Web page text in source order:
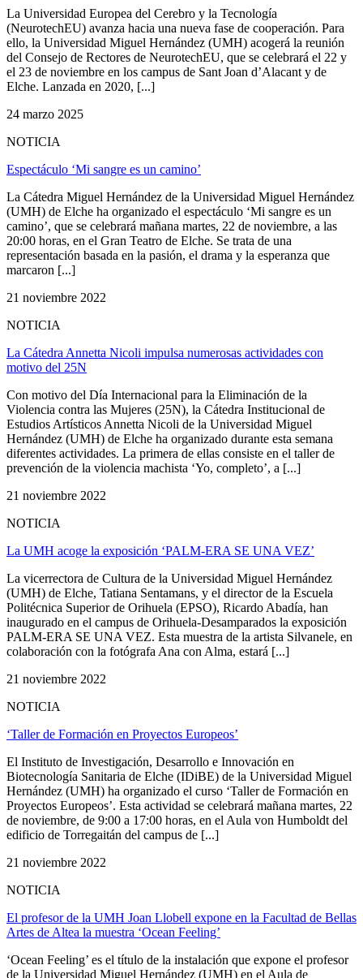
La Universidad Europea del Cerebro y la Tecnología
(NeurotechEU) avanza hacia una nueva fase de cooperación. Para
ello, la Universidad Miguel Hernández (UMH) acogerá la reunión
del Consejo de Rectores de NeurotechEU, que se celebrará el 22 y
el 23 de noviembre en los campus de Sant Joan d’Alacant y de
Elche. Lanzada en 2020, [...]
24 marzo 2025
NOTICIA
Espectáculo ‘Mi sangre es un camino’
La Cátedra Miguel Hernández de la Universidad Miguel Hernández
(UMH) de Elche ha organizado el espectáculo ‘Mi sangre es un
camino’, que se celebrará mañana martes, 22 de noviembre, a las
20:00 horas, en el Gran Teatro de Elche. Se trata de una
representación basada en la pasión, el drama y la esperanza que
marcaron [...]
21 noviembre 2022
NOTICIA
La Cátedra Annetta Nicoli impulsa numerosas actividades con
motivo del 25N
Con motivo del Día Internacional para la Eliminación de la
Violencia contra las Mujeres (25N), la Cátedra Institucional de
Estudios Artísticos Annetta Nicoli de la Universidad Miguel
Hernández (UMH) de Elche ha organizado durante esta semana
diferentes actividades. La primera de ellas consiste en el taller de
prevención de la violencia machista ‘Yo, completo’, a [...]
21 noviembre 2022
NOTICIA
La UMH acoge la exposición ‘PALM-ERA SE UNA VEZ’
La vicerrectora de Cultura de la Universidad Miguel Hernández
(UMH) de Elche, Tatiana Sentamans, y el director de la Escuela
Politécnica Superior de Orihuela (EPSO), Ricardo Abadía, han
inaugurado en el campus de Orihuela-Desamparados la exposición
PALM-ERA SE UNA VEZ. Esta muestra de la artista Silvanele, en
colaboración con la fotógrafa Ana con Alma, estará [...]
21 noviembre 2022
NOTICIA
‘Taller de Formación en Proyectos Europeos’
El Instituto de Investigación, Desarrollo e Innovación en
Biotecnología Sanitaria de Elche (IDiBE) de la Universidad Miguel
Hernández (UMH) ha organizado el curso ‘Taller de Formación en
Proyectos Europeos’. Esta actividad se celebrará mañana martes, 22
de noviembre, de 9:00 a 17:00 horas, en el Aula von Humboldt del
edificio de Torregaitán del campus de [...]
21 noviembre 2022
NOTICIA
El profesor de la UMH Joan Llobell expone en la Facultad de Bellas
Artes de Altea la muestra ‘Ocean Feeling’
‘Ocean Feeling’ es el título de la instalación que expone el profesor
de la Universidad Miguel Hernández (UMH) en el Aula de